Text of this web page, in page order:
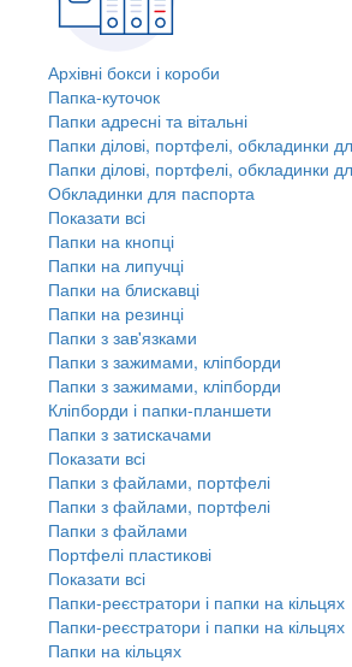
Архівні бокси і короби
Папка-куточок
Папки адресні та вітальні
Папки ділові, портфелі, обкладинки
Папки ділові, портфелі, обкладинки
Обкладинки для паспорта
Показати всі
Папки на кнопці
Папки на липучці
Папки на блискавці
Папки на резинці
Папки з зав'язками
Папки з зажимами, кліпборди
Папки з зажимами, кліпборди
Кліпборди і папки-планшети
Папки з затискачами
Показати всі
Папки з файлами, портфелі
Папки з файлами, портфелі
Папки з файлами
Портфелі пластикові
Показати всі
Папки-реєстратори і папки на кільцях
Папки-реєстратори і папки на кільцях
Папки на кільцях